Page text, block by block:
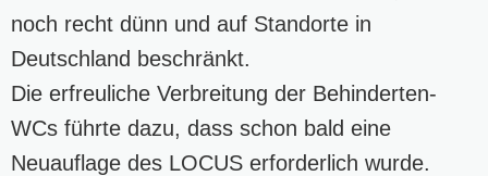
noch recht dünn und auf Standorte in
Deutschland beschränkt.
Die erfreuliche Verbreitung der Behinderten-
WCs führte dazu, dass schon bald eine
Neuauflage des LOCUS erforderlich wurde.